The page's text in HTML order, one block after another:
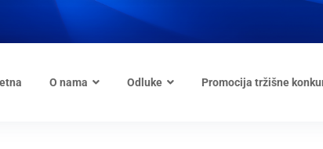
O nama Odluke Promocija tržišne